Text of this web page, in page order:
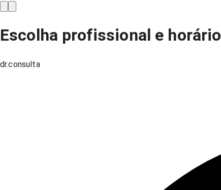
Escolha profissional e horário
dr.consulta